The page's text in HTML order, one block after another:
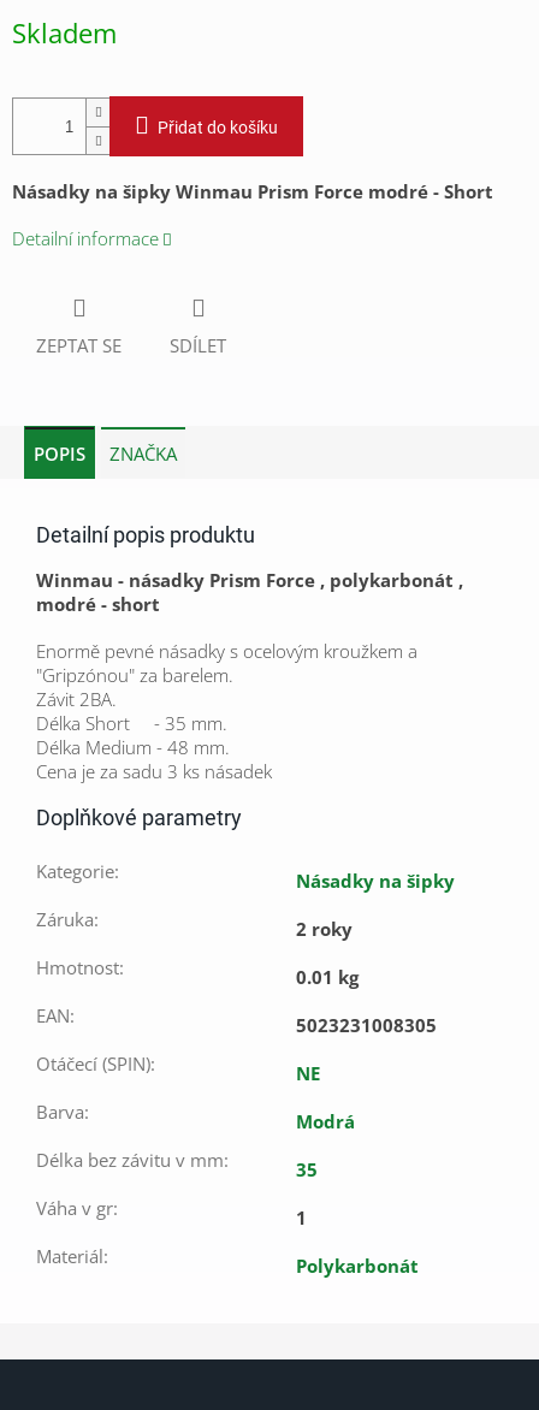
Skladem
Přidat do košíku
Násadky na šipky Winmau Prism Force modré - Short
Detailní informace
ZEPTAT SE SDÍLET
POPIS ZNAČKA
Detailní popis produktu
Winmau - násadky Prism Force , polykarbonát ,
modré - short
Enormě pevné násadky s ocelovým kroužkem a
"Gripzónou" za barelem.
Závit 2BA.
Délka Short - 35 mm.
Délka Medium - 48 mm.
Cena je za sadu 3 ks násadek
Doplňkové parametry
Kategorie:
Násadky na šipky
Záruka:
2 roky
Hmotnost:
0.01 kg
EAN:
5023231008305
Otáčecí (SPIN):
NE
Barva:
Modrá
Délka bez závitu v mm:
35
Váha v gr:
1
Materiál: Polykarbonát